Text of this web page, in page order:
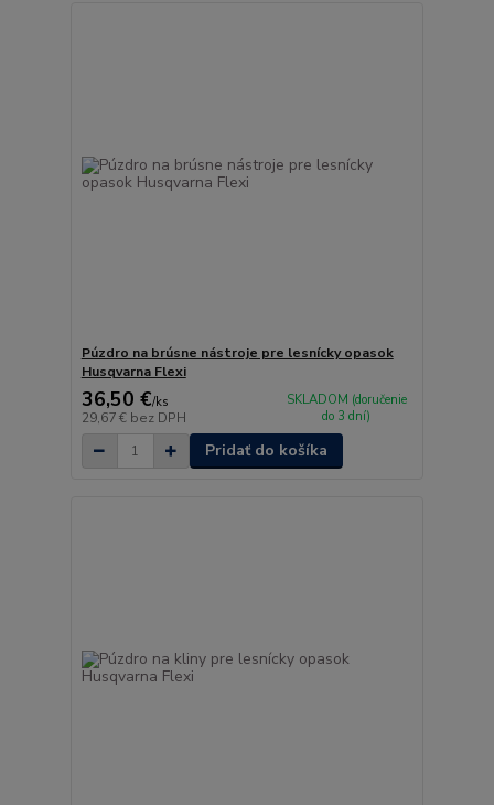
Púzdro na brúsne nástroje pre lesnícky opasok
Husqvarna Flexi
36,50 €/ks
29,67 € bez DPH
SKLADOM (doručenie
do 3 dní)
Pridať do košíka